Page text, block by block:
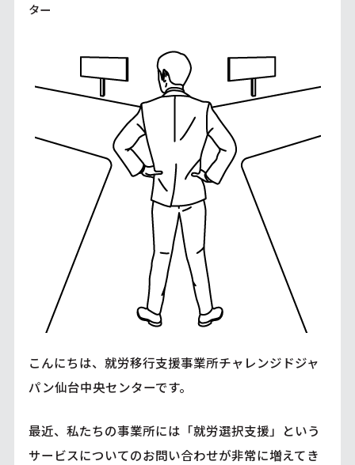
ター
こんにちは、就労移行支援事業所チャレンジドジャ
パン仙台中央センターです。
最近、私たちの事業所には「就労選択支援」という
サービスについてのお問い合わせが非常に増えてき